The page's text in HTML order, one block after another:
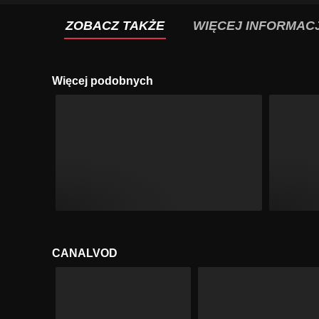
ZOBACZ TAKŻE WIĘCEJ
Więcej podobnych
CANALVOD